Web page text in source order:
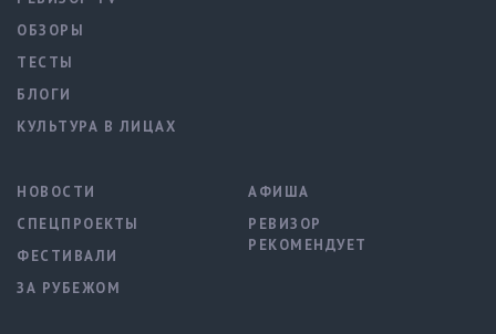
ОБЗОРЫ
ТЕСТЫ
БЛОГИ
КУЛЬТУРА В ЛИЦАХ
НОВОСТИ
СПЕЦПРОЕКТЫ
ФЕСТИВАЛИ
ЗА РУБЕЖОМ
АФИША
РЕВИЗОР
РЕКОМЕНДУЕТ